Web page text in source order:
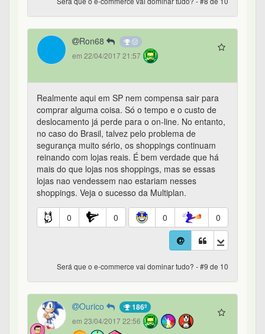
Ron68
em 22/04/2017 21:57
Realmente aqui em SP nem compensa sair para
comprar alguma coisa. Só o tempo e o custo de
deslocamento já perde para o on-line. No entanto,
no caso do Brasil, talvez pelo problema de
segurança muito sério, os shoppings continuam
reinando com lojas reais. É bem verdade que há
mais do que lojas nos shoppings, mas se essas
lojas nao vendessem nao estariam nesses
shoppings. Veja o sucesso da Multiplan.
0 0 0 0
Será que o e-commerce vai dominar tudo? - #9 de 10
Ourico 186º
em 23/04/2017 22:56